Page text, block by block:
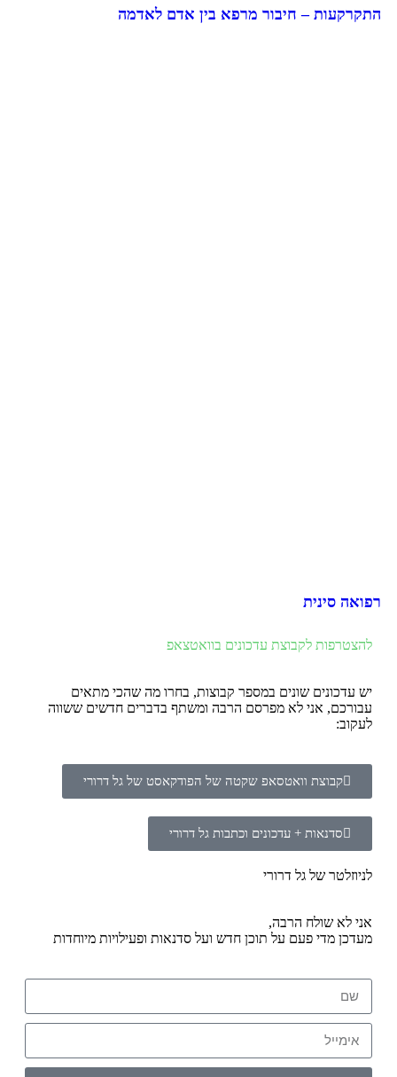
התקרקעות – חיבור מרפא בין אדם לאדמה
רפואה סינית
להצטרפות לקבוצת עדכונים בוואטצאפ
יש עדכונים שונים במספר קבוצות, בחרו מה שהכי מתאים
עבורכם, אני לא מפרסם הרבה ומשתף בדברים חדשים ששווה
לעקוב:
קבוצת וואטסאפ שקטה של הפודקאסט של גל דרורי
סדנאות + עדכונים וכתבות גל דרורי
לניוזלטר של גל דרורי
אני לא שולח הרבה,
מעדכן מדי פעם על תוכן חדש ועל סדנאות ופעילויות מיוחדות